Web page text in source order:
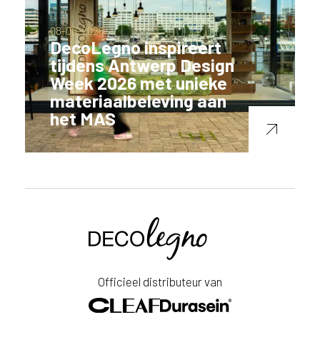
08-06-2026
DecoLegno inspireert
tijdens Antwerp Design
Week 2026 met unieke
materiaalbeleving aan
het MAS
Officieel distributeur van